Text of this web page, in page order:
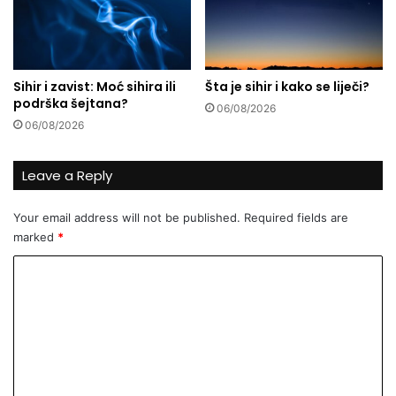
u
m
r
u
j
b
o
l
i
k
i
c
Sihir i zavist: Moć sihira ili
podrška šejtana?
06/08/2026
Šta je sihir i kako se liječi?
06/08/2026
Leave a Reply
Your email address will not be published. Required fields are
marked *